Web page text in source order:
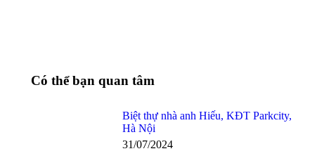
Có thể bạn quan tâm
Biệt thự nhà anh Hiếu, KĐT Parkcity,
Hà Nội
31/07/2024